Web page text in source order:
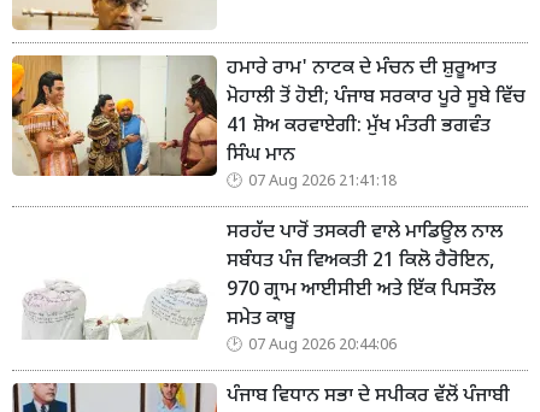
ਹਮਾਰੇ ਰਾਮ' ਨਾਟਕ ਦੇ ਮੰਚਨ ਦੀ ਸ਼ੁਰੂਆਤ
ਮੋਹਾਲੀ ਤੋਂ ਹੋਈ; ਪੰਜਾਬ ਸਰਕਾਰ ਪੂਰੇ ਸੂਬੇ ਵਿੱਚ
41 ਸ਼ੋਅ ਕਰਵਾਏਗੀ: ਮੁੱਖ ਮੰਤਰੀ ਭਗਵੰਤ
ਸਿੰਘ ਮਾਨ
07 Aug 2026 21:41:18
ਸਰਹੱਦ ਪਾਰੋਂ ਤਸਕਰੀ ਵਾਲੇ ਮਾਡਿਊਲ ਨਾਲ
ਸਬੰਧਤ ਪੰਜ ਵਿਅਕਤੀ 21 ਕਿਲੋ ਹੈਰੋਇਨ,
970 ਗ੍ਰਾਮ ਆਈਸੀਈ ਅਤੇ ਇੱਕ ਪਿਸਤੌਲ
ਸਮੇਤ ਕਾਬੂ
07 Aug 2026 20:44:06
ਪੰਜਾਬ ਵਿਧਾਨ ਸਭਾ ਦੇ ਸਪੀਕਰ ਵੱਲੋਂ ਪੰਜਾਬੀ